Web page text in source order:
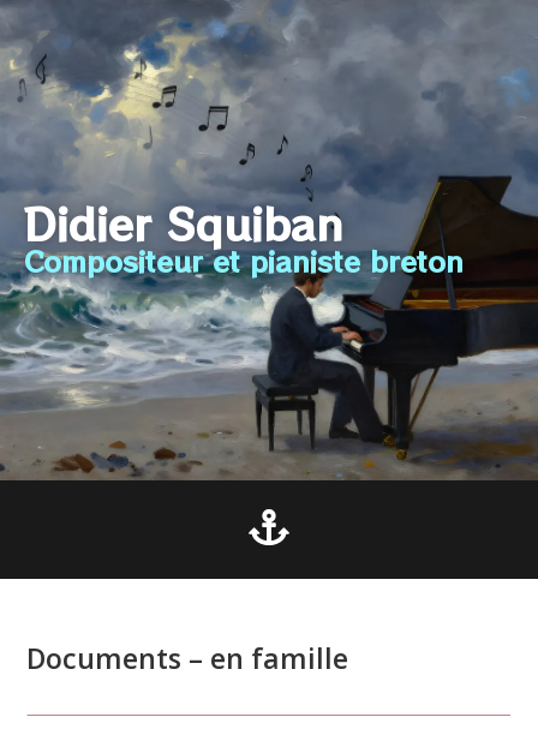
Didier Squiban
Compositeur et pianiste breton
Documents – en famille